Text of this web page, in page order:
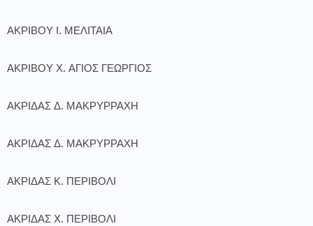
ΑΚΡΙΒΟΥ Ι. ΜΕΛΙΤΑΙΑ
ΑΚΡΙΒΟΥ Χ. ΑΓΙΟΣ ΓΕΩΡΓΙΟΣ
ΑΚΡΙΔΑΣ Δ. ΜΑΚΡΥΡΡΑΧΗ
ΑΚΡΙΔΑΣ Δ. ΜΑΚΡΥΡΡΑΧΗ
ΑΚΡΙΔΑΣ Κ. ΠΕΡΙΒΟΛΙ
ΑΚΡΙΔΑΣ Χ. ΠΕΡΙΒΟΛΙ